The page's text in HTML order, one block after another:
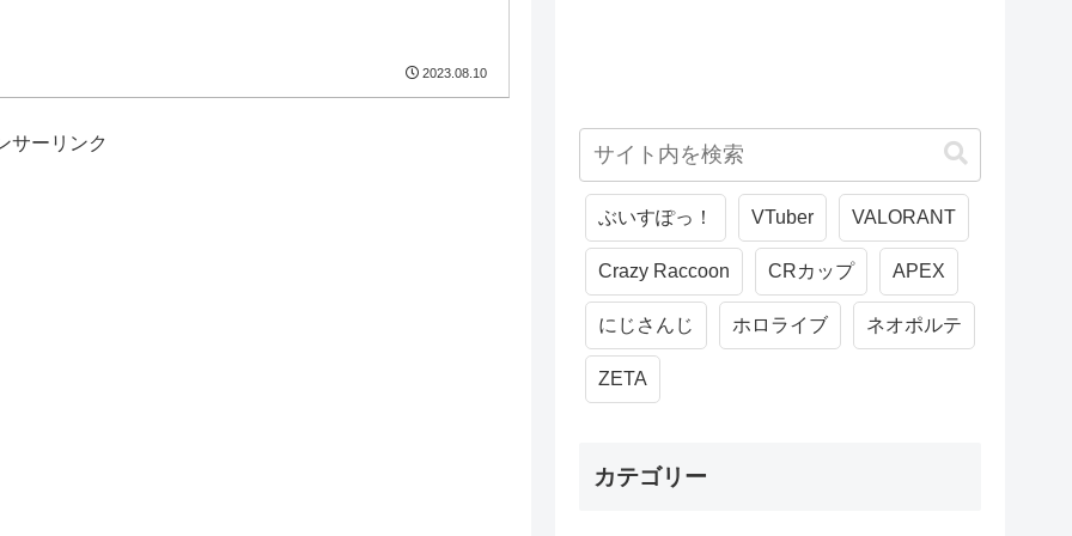
2023.08.10
サーリンク
ぶいすぽっ！ VTuber VALORANT
Crazy Raccoon CRカップ APEX
にじさんじ ホロライブ ネオポルテ
ZETA
カテゴリー